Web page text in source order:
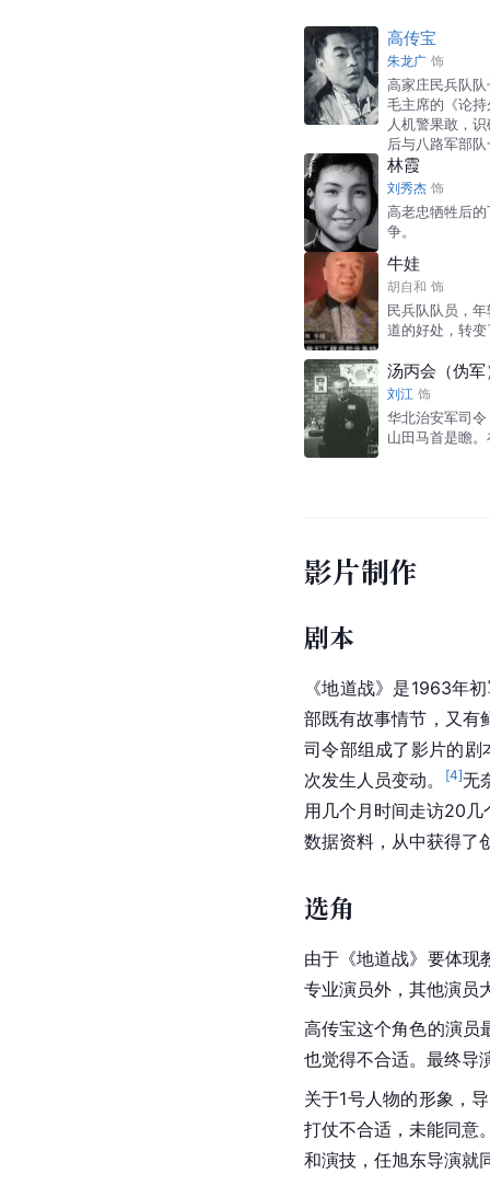
高传宝
朱龙广 饰
高家庄民兵队
毛主席的《论
人机警果敢，
后与八路军部
林霞
刘秀杰 饰
高老忠牺牲后
争。
牛娃
胡自和 饰
民兵队队员，
道的好处，转
汤丙会（伪军
刘江 饰
华北治安军司
山田马首是瞻
影片制作
剧本
《地道战》是1963年初
部既有故事情节，又有
司令部组成了影片的
次发生人员变动。
[4]无
用几个月时间走访20
数据资料，从中获得了
选角
由于《地道战》要体现
专业演员外，其他演员
高传宝这个角色的演员
也觉得不合适。最终导
关于1号人物的形象，
打仗不合适，未能同意
和演技， 任旭东导演就